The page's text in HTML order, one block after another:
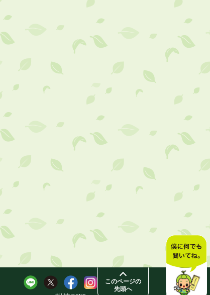
このページの
先頭へ